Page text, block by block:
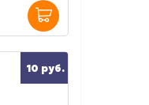
10 руб.